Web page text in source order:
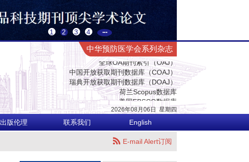
1 2 3 4
中华预防医学会系列杂志
中国科技核心期刊（中国科技论文统计源期刊）
CACJ中国应用型核心期刊
中国科学评价研究中心（RCCSE）源期刊
中国生物医学期刊引文数据库
全球OA期刊索引（OAJ）
中国开放获取期刊数据库（COAJ）
瑞典开放获取期刊数据库（DOAJ）
荷兰Scopus数据库
美国EBSCO数据库
美国化学文摘数据库（CA）
美国乌利希国际期刊指南（网络版）（Ulrich's Web）
英国国际农业与生物科学研究中心数据库（CABI）
英国全球健康数据库（Global Health）
波兰哥白尼索引期刊数据库（ICI World of Journals）
日本科学技术振兴机构数据库（JST）
2026年08月06日 星期四
出版伦理 联系我们 English
E-mail Alert订阅